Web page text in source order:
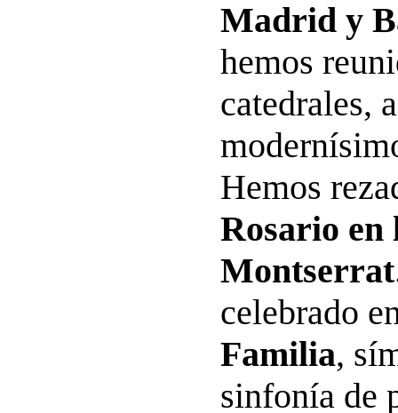
Madrid y
hemos
catedrales,
Hemos
Rosario en
Montserrat
celebrado
Familia,
sinfonía de